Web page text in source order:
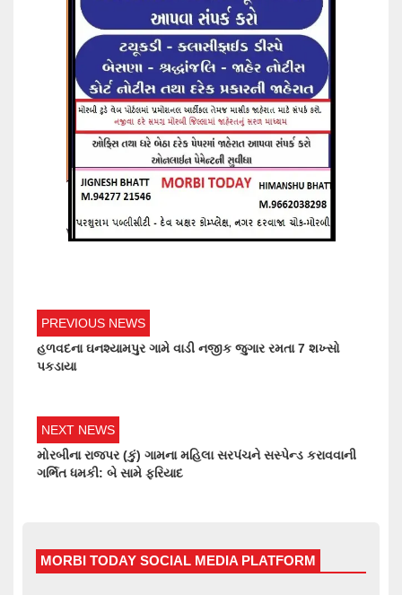
PREVIOUS NEWS
હળવદના ઘનશ્યામપુર ગામે વાડી નજીક જુગાર રમતા 7 શખ્સો
પકડાયા
NEXT NEWS
મોરબીના રાજપર (કું) ગામના મહિલા સરપંચને સસ્પેન્ડ કરાવવાની
ગર્ભિત ધમકી: બે સામે ફરિયાદ
MORBI TODAY SOCIAL MEDIA PLATFORM